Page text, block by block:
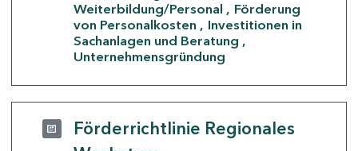
Weiterbildung/Personal
Förderung
von Personalkosten
Investitionen in
Sachanlagen und Beratung
Unternehmensgründung
Förderrichtlinie Regionales